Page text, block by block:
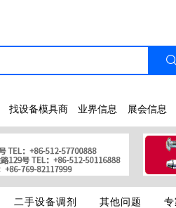
找设备模具商 业界信息 展会信息
二手设备调剂 其他问题